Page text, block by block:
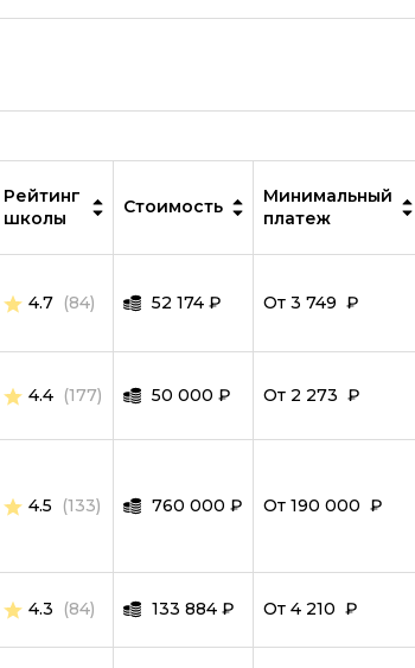
Базы данных
MySQL
Ручное тестирование
SQL
Рейтинг
школы
Стоимость
Минимальный
платеж
4.7 (84) 52 174 ₽ От 3 749 ₽
4.4 (177) 50 000 ₽ От 2 273 ₽
4.5 (133) 760 000 ₽ От 190 000 ₽
4.3 (84) 133 884 ₽ От 4 210 ₽